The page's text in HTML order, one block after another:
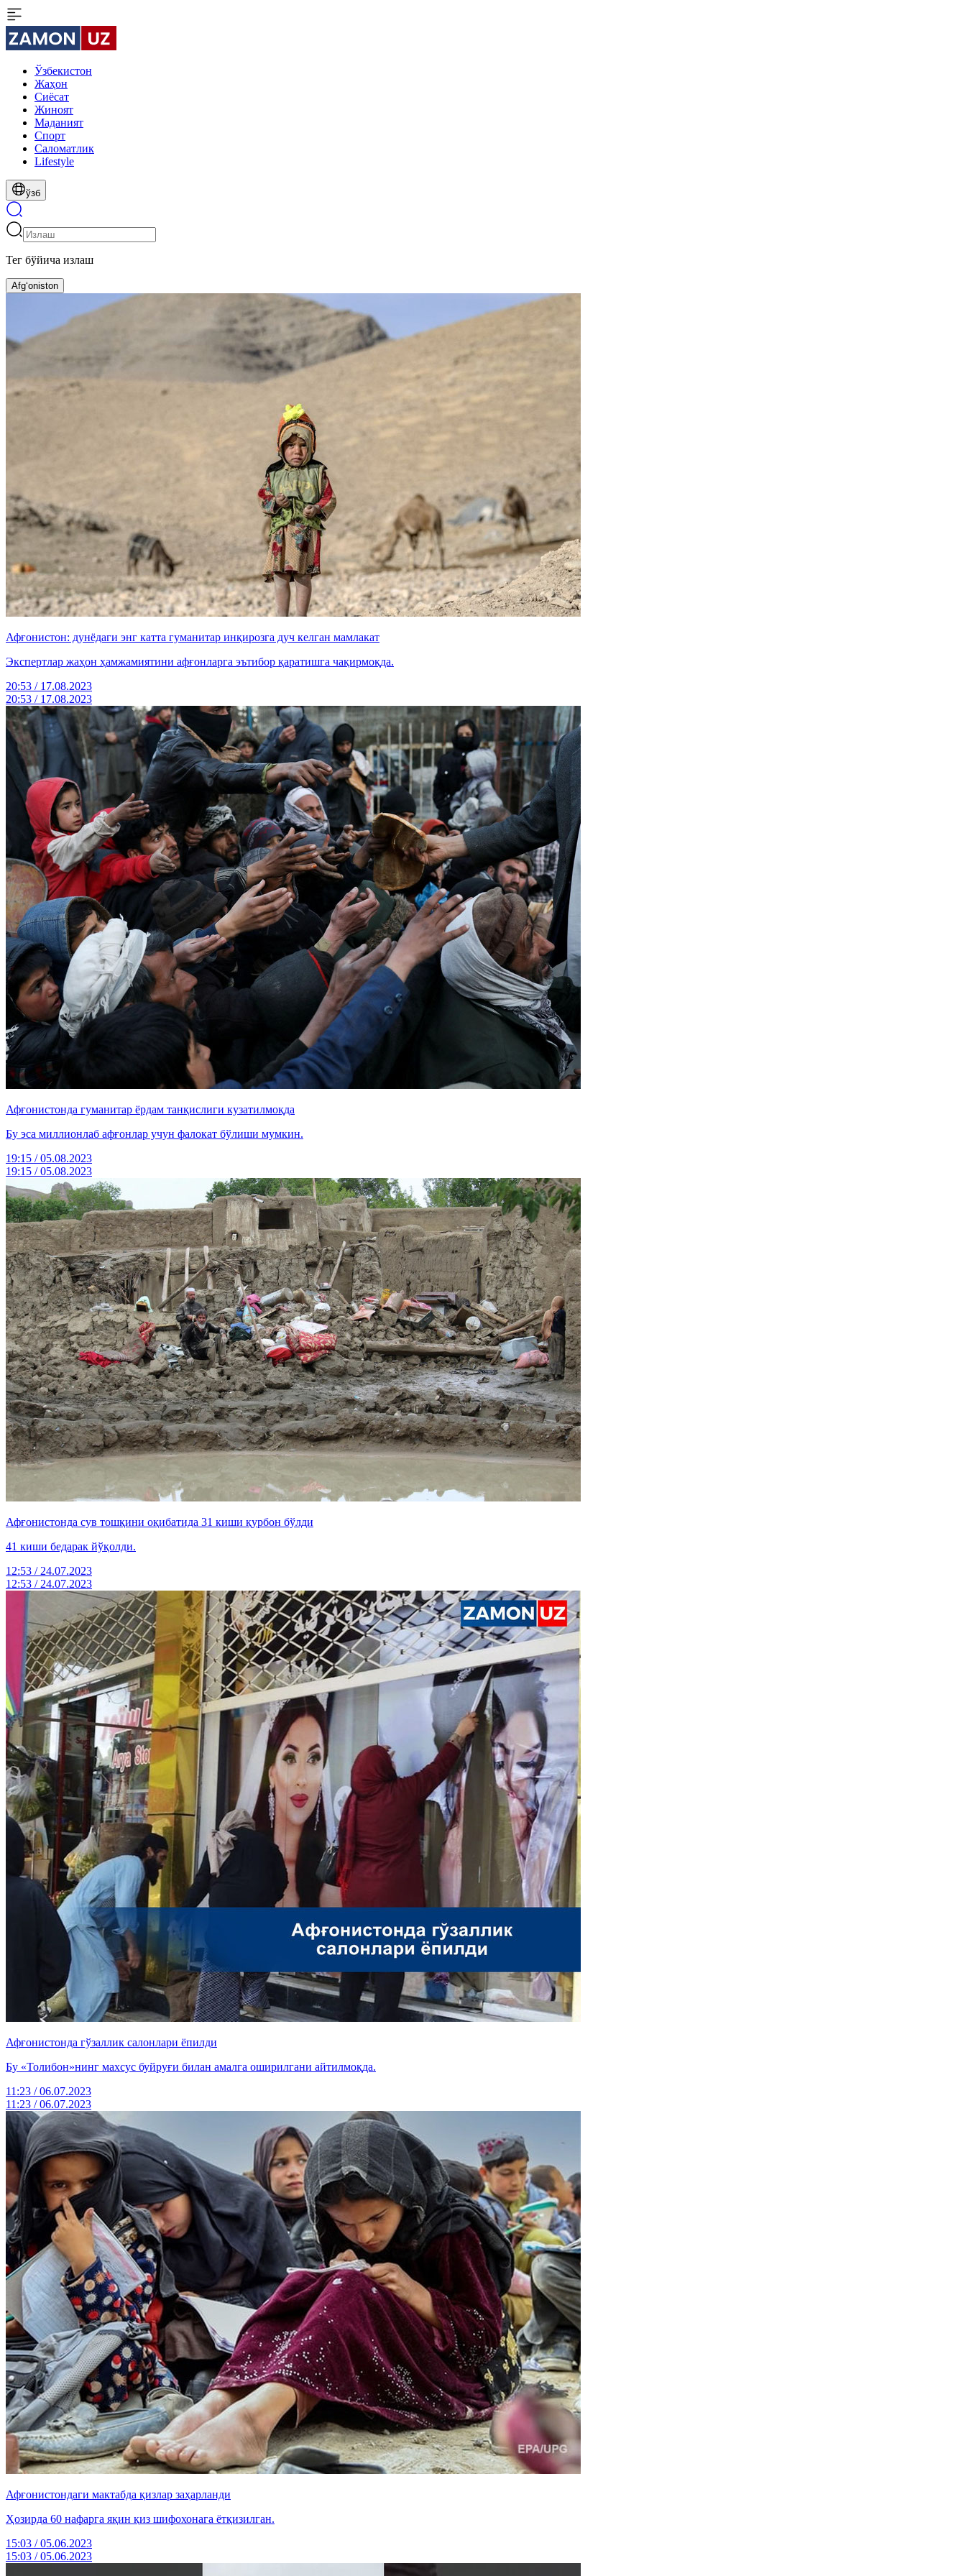
Ўзбекистон
Жаҳон
Сиёсат
Жиноят
Маданият
Спорт
Cаломатлик
Lifestyle
ўзб
Тег бўйича излаш
Afg‘oniston
Афғонистон: дунёдаги энг катта гуманитар инқирозга дуч келган мамлакат
Экспертлар жаҳон ҳамжамиятини афғонларга эътибор қаратишга чақирмоқда.
20:53 / 17.08.2023
20:53 / 17.08.2023
Афғонистонда гуманитар ёрдам танқислиги кузатилмоқда
Бу эса миллионлаб афғонлар учун фалокат бўлиши мумкин.
19:15 / 05.08.2023
19:15 / 05.08.2023
Афғонистонда сув тошқини оқибатида 31 киши қурбон бўлди
41 киши бедарак йўқолди.
12:53 / 24.07.2023
12:53 / 24.07.2023
Афғонистонда гўзаллик салонлари ёпилди
Бу «Толибон»нинг махсус буйруғи билан амалга оширилгани айтилмоқда.
11:23 / 06.07.2023
11:23 / 06.07.2023
Афғонистондаги мактабда қизлар заҳарланди
Ҳозирда 60 нафарга яқин қиз шифохонага ётқизилган.
15:03 / 05.06.2023
15:03 / 05.06.2023